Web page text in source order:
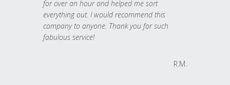
for over an hour and helped me sort
everything out. I would recommend this
company to anyone. Thank you for such
fabulous service!
R.M.